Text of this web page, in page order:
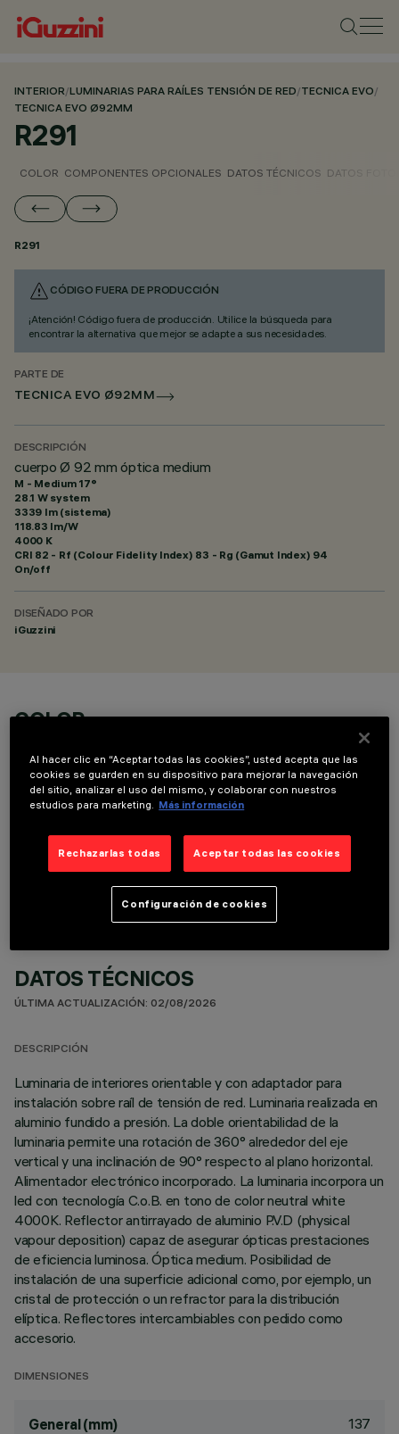
INTERIOR/LUMINARIAS PARA RAÍLES TENSIÓN DE RED/TECNICA EVO/
TECNICA EVO Ø92MM
R291
COLOR COMPONENTES OPCIONALES DATOS TÉCNICOS DATOS
R291
CÓDIGO FUERA DE PRODUCCIÓN
¡Atención! Código fuera de producción. Utilice la búsqueda para
encontrar la alternativa que mejor se adapte a sus necesidades.
PARTE DE
TECNICA EVO Ø92MM
DESCRIPCIÓN
cuerpo Ø 92 mm óptica medium
M - Medium 17°
28.1 W system
3339 lm (sistema)
118.83 lm/W
4000 K
CRI 82 - Rf (Colour Fidelity Index) 83 - Rg (Gamut Index) 94
On/off
DISEÑADO POR
iGuzzini
COLOR
COMPONENTES OPCIONALES
DATOS TÉCNICOS
ÚLTIMA ACTUALIZACIÓN: 02/08/2026
DESCRIPCIÓN
Luminaria de interiores orientable y con adaptador para
instalación sobre raíl de tensión de red. Luminaria realizada en
aluminio fundido a presión. La doble orientabilidad de la
luminaria permite una rotación de 360° alrededor del eje
vertical y una inclinación de 90° respecto al plano horizontal.
Alimentador electrónico incorporado. La luminaria incorpora un
led con tecnología C.o.B. en tono de color neutral white
4000K. Reflector antirrayado de aluminio P.V.D (physical
vapour deposition) capaz de asegurar ópticas prestaciones
de eficiencia luminosa. Óptica medium. Posibilidad de
instalación de una superficie adicional como, por ejemplo, un
cristal de protección o un refractor para la distribución
elíptica. Reflectores intercambiables con pedido como
accesorio.
DIMENSIONES
General (mm) 137
Al hacer clic en “Aceptar todas las cookies”, usted acepta que las
cookies se guarden en su dispositivo para mejorar la navegación
del sitio, analizar el uso del mismo, y colaborar con nuestros
estudios para marketing. Más información
Rechazarlas todas Aceptar todas las cookies
Configuración de cookies